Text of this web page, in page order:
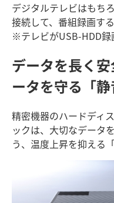
デジタルテレビはもち
接続して、番組録画す
※テレビがUSB-HDD録
データを長く
ータを守る「静
精密機器のハードディ
ックは、大切なデータ
う、温度上昇を抑える